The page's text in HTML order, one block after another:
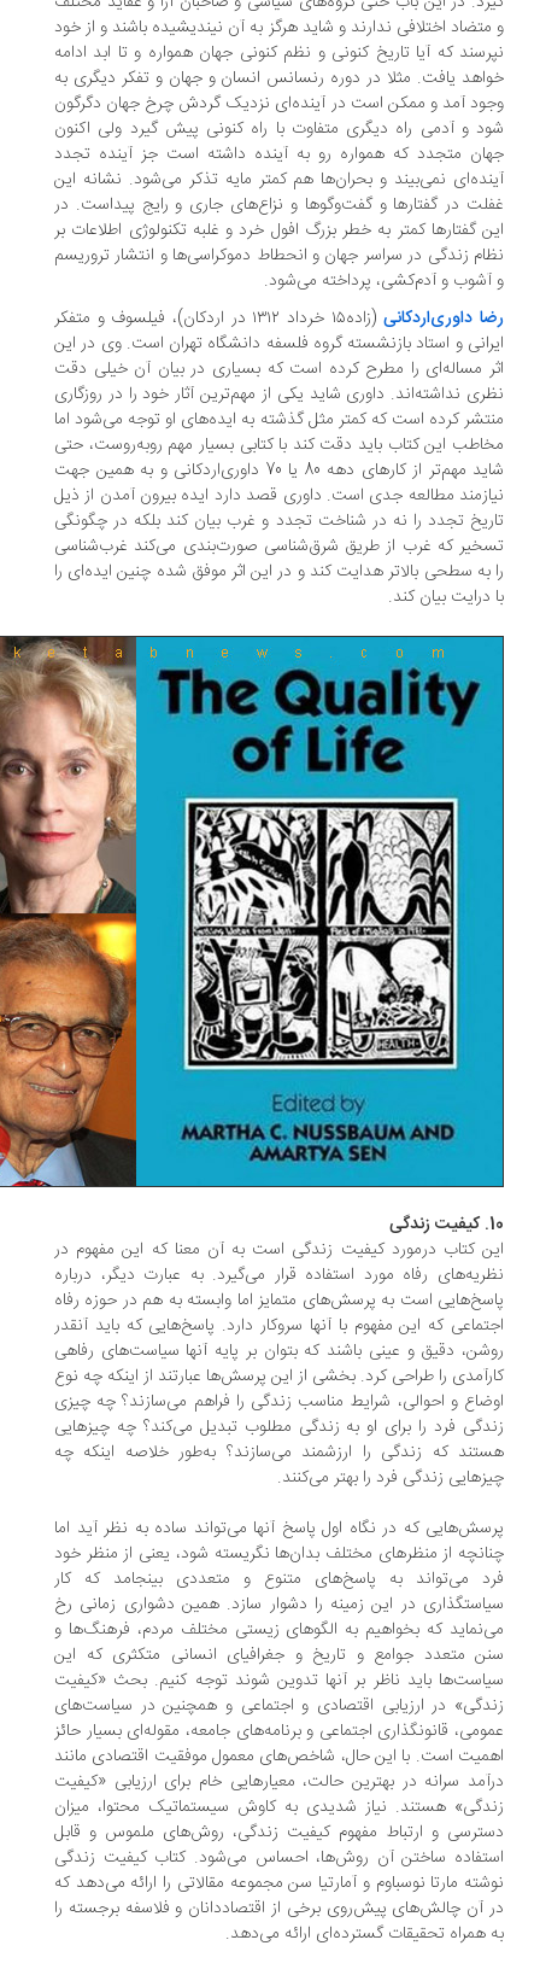
اختلافی ندارند و شاید هرگز به آن نیندیشیده باشند و از خود
که آیا تاریخ کنونی و نظم کنونی جهان همواره و تا ابد ادامه
یافت. مثلا در دوره رنسانس انسان و جهان و تفکر دیگری به
آمد و ممکن است در آینده‌ای نزدیک گردش چرخ جهان دگرگون
و آدمی راه دیگری متفاوت با راه کنونی پیش گیرد ولی اکنون
متجدد که همواره رو به آینده داشته است جز آینده تجدد
نمی‌بیند و بحران‌ها هم کمتر مایه تذکر می‌شود. نشانه این
در گفتارها و گفت‌وگوها و نزاع‌های جاری و رایج پیداست. در
گفتارها کمتر به خطر بزرگ افول خرد و غلبه تکنولوژی اطلاعات بر
زندگی در سراسر جهان و انحطاط دموکراسی‌ها و انتشار تروریسم
و آدم‌کشی، پرداخته می‌شود.
داوری‌اردکانی
(زاده۱۵ خرداد ۱۳۱۲ در اردکان)، فیلسوف و متفکر
و استاد بازنشسته گروه فلسفه دانشگاه تهران است. وی در این
مساله‌ای را مطرح کرده است که بسیاری در بیان آن خیلی دقت
نداشته‌اند. داوری شاید یکی از مهم‌ترین آثار خود را در روزگاری
کرده است که کمتر مثل گذشته به ایده‌های او توجه می‌شود اما
این کتاب باید دقت کند با کتابی بسیار مهم روبه‌روست، حتی
شاید مهم‌تر از کارهای دهه 80 یا 70 داوری‌اردکانی و به همین جهت
مطالعه جدی است. داوری قصد دارد ایده بیرون آمدن از ذیل
تجدد را نه در شناخت تجدد و غرب بیان کند بلکه در چگونگی
که غرب از طریق شرق‌شناسی صورت‌بندی می‌کند غرب‌شناسی
به سطحی بالاتر هدایت کند و در این اثر موفق شده چنین ایده‌ای را
درایت بیان کند.
کتاب درمورد کیفیت زندگی است به آن معنا که این مفهوم در
رفاه مورد استفاده قرار می‌گیرد. به عبارت دیگر، درباره
است به پرسش‌های متمایز اما وابسته به هم در حوزه رفاه
که این مفهوم با آنها سروکار دارد. پاسخ‌هایی که باید آنقدر
دقیق و عینی باشند که بتوان بر پایه آنها سیاست‌های رفاهی
را طراحی کرد. بخشی از این پرسش‌ها عبارتند از اینکه چه نوع
و احوالی، شرایط مناسب زندگی را فراهم می‌سازند؟ چه چیزی
فرد را برای او به زندگی مطلوب تبدیل می‌کند؟ چه چیزهایی
که زندگی را ارزشمند می‌سازند؟ به‌طور خلاصه اینکه چه
زندگی فرد را بهتر می‌کنند.
که در نگاه اول پاسخ آنها می‌تواند ساده به نظر ‌آید اما
از منظرهای مختلف بدان‌ها نگریسته شود، یعنی از منظر خود
می‌تواند به پاسخ‌های متنوع و متعددی بینجامد که کار
در این زمینه را دشوار سازد. همین دشواری زمانی رخ
که بخواهیم به الگوهای زیستی مختلف مردم، فرهنگ‌ها و
متعدد جوامع و تاریخ و جغرافیای انسانی متکثری که این
باید ناظر بر آنها تدوین شوند توجه کنیم. بحث «کیفیت
در ارزیابی اقتصادی و اجتماعی و همچنین در سیاست‌های
قانونگذاری اجتماعی و برنامه‌های جامعه، مقوله‌ای بسیار حائز
است. با این حال، شاخص‌های معمول موفقیت اقتصادی مانند
سرانه در بهترین حالت، معیارهایی خام برای ارزیابی «کیفیت
هستند. نیاز شدیدی به کاوش سیستماتیک محتوا، میزان
و ارتباط مفهوم کیفیت زندگی، روش‌های ملموس و قابل
ساختن آن روش‌ها، احساس می‌شود. کتاب کیفیت زندگی
مارتا نوسباوم و آمارتیا سن مجموعه‌ مقالاتی را ارائه می‌دهد که
آن چالش‌های پیش‌روی برخی از اقتصاددانان و فلاسفه‌ برجسته را
همراه تحقیقات گسترده‌ای ارائه می‌دهد.